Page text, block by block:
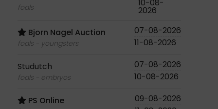
foals
10-08-
2026
Bjorn Nagel Auction
foals - youngsters
07-08-2026
11-08-2026
Studutch
foals - embryos
07-08-2026
10-08-2026
PS Online
09-08-2026